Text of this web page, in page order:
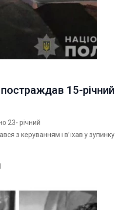
постраждав 15-річний
23- річний
з керуванням і в’їхав у зупинку